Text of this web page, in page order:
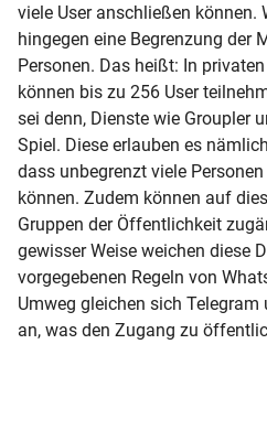
viele User anschließen können.
hingegen eine Begrenzung der
Personen. Das heißt: In privaten
können bis zu 256 User
sei denn, Dienste wie Groupler
Spiel. Diese erlauben es
dass unbegrenzt viele
können. Zudem können auf
Gruppen der Öffentlichkeit
gewisser Weise weichen diese
vorgegebenen Regeln von
Umweg gleichen sich
an, was den Zugang zu